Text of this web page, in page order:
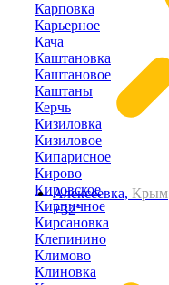
Алексеевка, Крым
+32°
Карповка
Карьерное
Кача
Каштановка
Каштановое
Каштаны
Керчь
Кизиловка
Кизиловое
Кипарисное
Кирово
Кировское
Кирпичное
Кирсановка
Клепинино
Климово
Клиновка